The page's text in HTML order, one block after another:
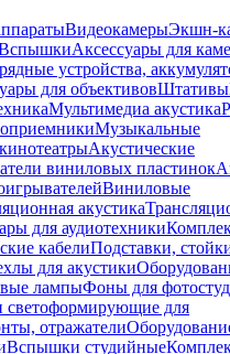
ВидеокамерыЭкшн-
Аксессуары для
устройства,
для объективовШтативы
Мультимедиа акустика
Музыкальные
Акустические
виниловых пластинок
Виниловые
акустика
для аудиотехники
кабелиПодставки,
для акустики
лампыФоны для
светоформирующие для
отражатели
Вспышки студийные